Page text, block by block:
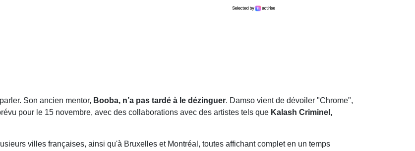
Son ancien mentor, Booba, n’a pas tardé à le dézinguer. Damso vient de dévoiler "Chrome",
pour le 15 novembre, avec des collaborations avec des artistes tels que Kalash Criminel,
villes françaises, ainsi qu'à Bruxelles et Montréal, toutes affichant complet en un temps